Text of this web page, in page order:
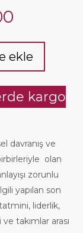
ekle
kargo
davranış ve
olan
zorunlu
yapılan son
liderlik,
takımlar arası